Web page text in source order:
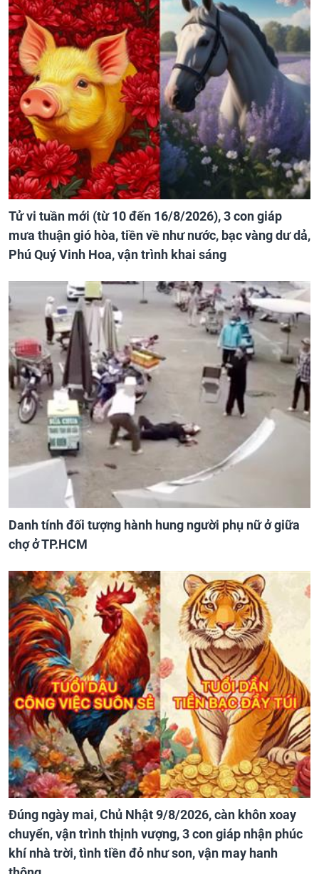
Tử vi tuần mới (từ 10 đến 16/8/2026), 3 con giáp
mưa thuận gió hòa, tiền về như nước, bạc vàng dư dả,
Phú Quý Vinh Hoa, vận trình khai sáng
Danh tính đối tượng hành hung người phụ nữ ở giữa
chợ ở TP.HCM
Đúng ngày mai, Chủ Nhật 9/8/2026, càn khôn xoay
chuyển, vận trình thịnh vượng, 3 con giáp nhận phúc
khí nhà trời, tình tiền đỏ như son, vận may hanh